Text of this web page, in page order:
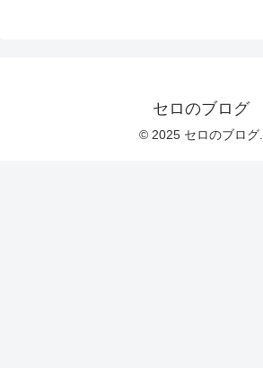
セロのブログ
© 2025 セロのブログ.